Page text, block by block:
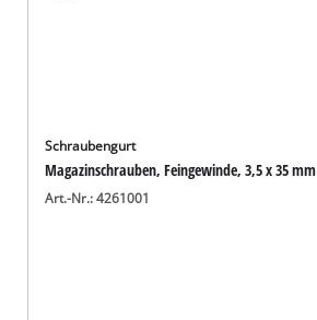
Schraubengurt
Magazinschrauben, Feingewinde, 3,5 x 35 mm
Art.-Nr.: 4261001